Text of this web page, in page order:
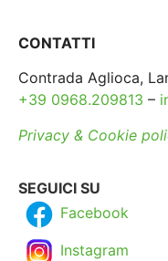
CONTATTI
Contrada Aglioca,
+39 0968.209813 –
Privacy & Cookie
SEGUICI SU
Facebook
Instagram